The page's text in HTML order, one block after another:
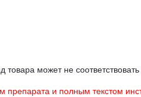
товара может не
препарата и полным текстом